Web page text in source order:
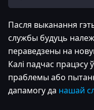
Пасля выканання
службы будуць
пераведзены на
Калі падчас працэсу
праблемы або
дапамогу да нашай